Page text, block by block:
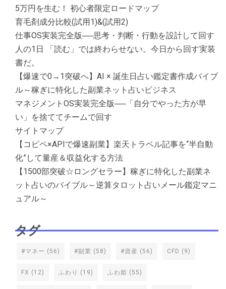
5万円を生む！ 初心者限定ロードマップ
育毛剤成分比較(試用1)&(試用2)
仕事OS実装完全版──思考・判断・行動を設計して回す
人の1日 「読む」では終わらせない。今日から回す実装
書だ。
【爆速で0→1突破へ】AI × 誕生日占い鑑定書作成バイブ
ル～稼ぎに特化した副業ネット占いビジネス
マネジメントOS実装完全版──「自分でやった方が早
い」を捨ててチームで回す
サイトマップ
【コピペ×APIで爆速副業】楽天トラベル記事を“半自動
化”して量産＆収益化する方法
【1500部突破☆ロングセラー】稼ぎに特化した副業ネ
ット占いのバイブル～逆算タロット占いメール鑑定マニ
ュアル～
タグ
#マネー (56) #副業 (58) #資産 (56) CFD (9)
FX (12) ふわり (19) ふわ姫 (55)